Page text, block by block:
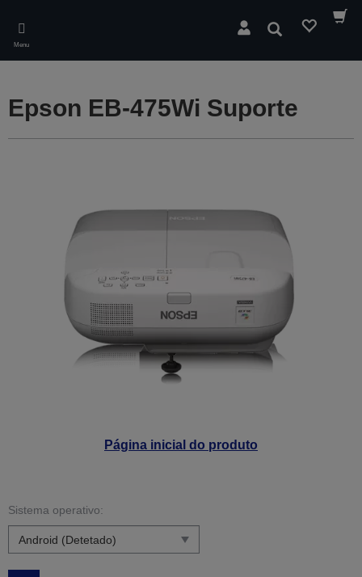
main
content
Menu
Pesquisar
Página inicial do produto
Epson EB-475Wi Suporte
Sistema operativo: